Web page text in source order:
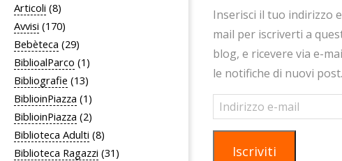
Articoli (8)
Avvisi (170)
Bebèteca (29)
BiblioalParco (1)
Bibliografie (13)
BiblioinPiazza (1)
BiblioinPiazza (2)
Biblioteca Adulti (8)
Biblioteca Ragazzi (31)
g
a
z
i
o
n
Inserisci il tuo indirizzo
mail per iscriverti a
blog, e ricevere via e-
le notifiche di nuovi post.
Indirizzo
e-
mail
Iscriviti